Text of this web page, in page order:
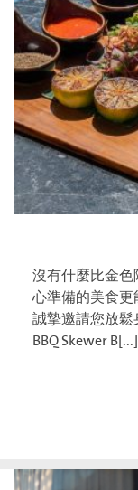
沒有什麼比金
心準備的美食更
誠摯邀請您放
BBQ Skewer B[...]